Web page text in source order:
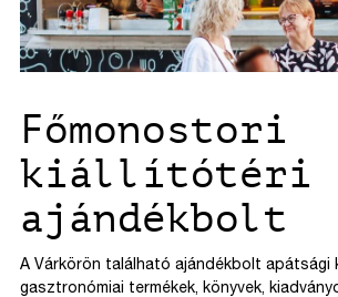
Főmonostori
kiállítótéri
ajándékbolt
A Várkörön található ajándékbolt apátsági
gasztronómiai termékek, könyvek,